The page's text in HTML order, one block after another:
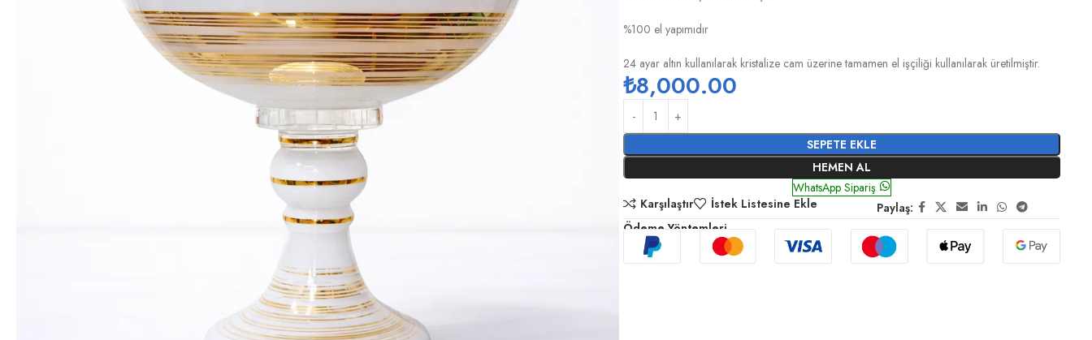
%100 el yapımıdır
24 ayar altın kullanılarak kristalize cam üzerine tamamen el işçiliği kullanılarak üretilmiştir.
₺8,000.00
SEPETE EKLE
HEMEN AL
WhatsApp Sipariş
Karşılaştır
İstek Listesine Ekle
Paylaş:
Ödeme Yöntemleri